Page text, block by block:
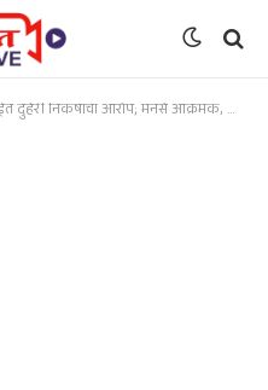
आरोप; मनसे आक्रमक, हॉकर्स झोनसाठी ठोस मागणी